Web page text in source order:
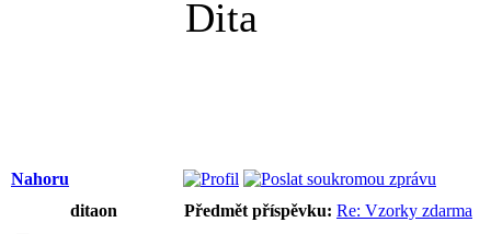
Dita
Nahoru
ditaon
Předmět příspěvku: Re: Vzorky zdarma